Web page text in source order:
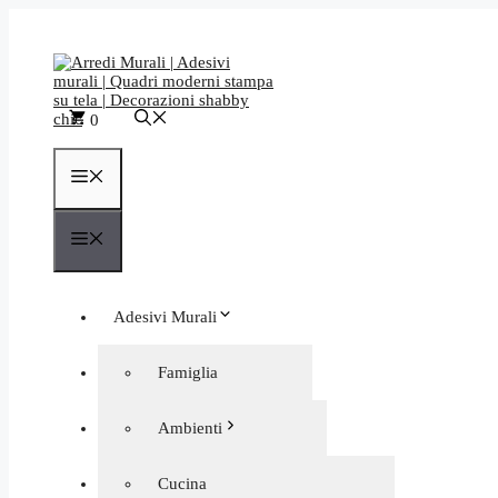
contenuto
0
Adesivi Murali
Famiglia
Frasi aforismi
Personalizzati
Quadri moderni
Ambienti
Bagno
Astratti
Orologi da Parete
Cucina
Decorazioni murali negozi